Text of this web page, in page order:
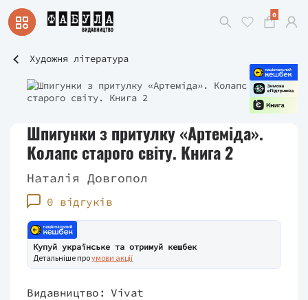
0
Художня література
Шпигунки з притулку «Артеміда».
Колапс старого світу. Книга 2
Наталія Довгопол
0 відгуків
Купуй українське та отримуй кешбек
Детальніше проумови акції
Видавництво: Vivat